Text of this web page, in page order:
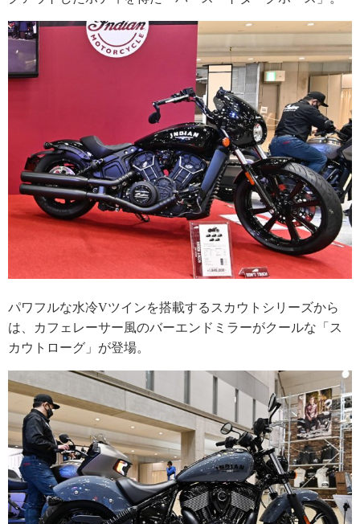
パワフルな水冷Vツインを搭載するスカウトシリーズから
は、カフェレーサー風のバーエンドミラーがクールな「ス
カウトローグ」が登場。